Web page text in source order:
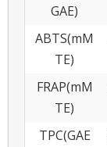
GAE)
ABTS(mM
TE)
FRAP(mM
TE)
TPC(GAE